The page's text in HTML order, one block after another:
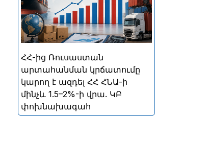
Հայաստանի տնտեսության
այն հատվածը, որը
համապատասխանում է ՀՆԱ-
ի մոտավորապես 1,5–2%-ին,
հայտարարել է ՀՀ ԿԲ
նախագահի տեղակալը
ՀՀ-ից Ռուսաստան
արտահանման կրճատումը
կարող է ազդել ՀՀ ՀՆԱ-ի
մինչև 1.5–2%-ի վրա. ԿԲ
փոխնախագահ